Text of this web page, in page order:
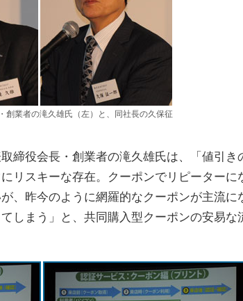
創業者の滝久雄氏（左）と、同社長の久保征
締役会長・創業者の滝久雄氏は、「値引き
リスキーな存在。クーポンでリピーターに
、昨今のように網羅的なクーポンが主流に
しまう」と、共同購入型クーポンの安易な